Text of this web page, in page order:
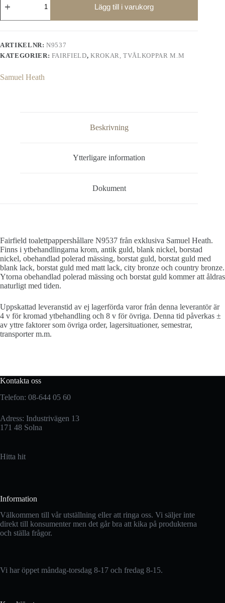
toalettpappershållare,
färger
Lägg till i varukorg
ARTIKELNR:N9537
KATEGORIER: FAIRFIELD, KROKAR, TVÅLKOPPAR M.M
Samuel Heath
Beskrivning
Ytterligare information
Dokument
Fairfield toalettpappershållare N9537 från exklusiva Samuel Heath.
Finns i ytbehandlingarna krom, antik guld, blank nickel, borstad
nickel, obehandlad polerad mässing, borstat guld, borstat guld med
blank lack, borstat guld med matt lack, city bronze och country bronze.
Ytorna obehandlad polerad mässing och borstat guld kommer att åldras
naturligt med tiden.
Uppskattad leveranstid av ej lagerförda varor från denna leverantör är
4 v för kromad ytbehandling och 8 v för övriga. Denna tid påverkas ±
av yttre faktorer som övriga order, lagersituationer, semestrar,
transporter m.m.
Kontakta oss
Telefon: 08-644 05 60
Adress: Industrivägen 13
171 48 Solna
Hitta hit
Information
Välkommen till vår utställning eller att ringa oss. Vi säljer inte
direkt till konsumenter men det går bra att kika på produkterna
och ställa frågor.
Vi har öppet måndag-torsdag 8-17 och fredag 8-15.